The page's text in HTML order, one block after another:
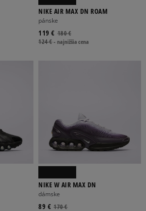
NIKE AIR MAX DN ROAM
pánske
180 €
119 €
124 €-najnižšia cena
NIKE W AIR MAX DN
dámske
170 €
89 €